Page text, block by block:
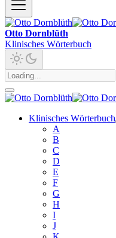
Otto Dornblüth
Klinisches Wörterbuch
Klinisches Wörterbuch
A
B
C
D
E
F
G
H
I
J